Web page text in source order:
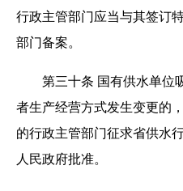
行政主管部门应当与其签订
部门备案。
第三十条 国有供水单位
者生产经营方式发生变更的
的行政主管部门征求省供水
人民政府批准。